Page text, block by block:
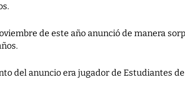
de este año anunció de manera
del anuncio era jugador de Estudiantes de